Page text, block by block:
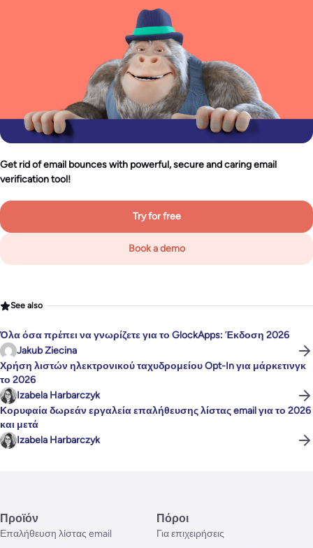
Get rid of email bounces with powerful, secure and caring email
verification tool!
Try for free
Book a demo
See also
Όλα όσα πρέπει να γνωρίζετε για το GlockApps: Έκδοση 2026
Jakub Ziecina
Χρήση λιστών ηλεκτρονικού ταχυδρομείου Opt-In για μάρκετινγκ
το 2026
Izabela Harbarczyk
Κορυφαία δωρεάν εργαλεία επαλήθευσης λίστας email για το 2026
και μετά
Izabela Harbarczyk
Προϊόν
Επαλήθευση λίστας email
Πόροι
Για επιχειρήσεις